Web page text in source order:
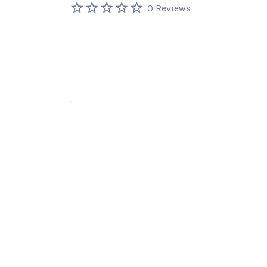
0 Reviews